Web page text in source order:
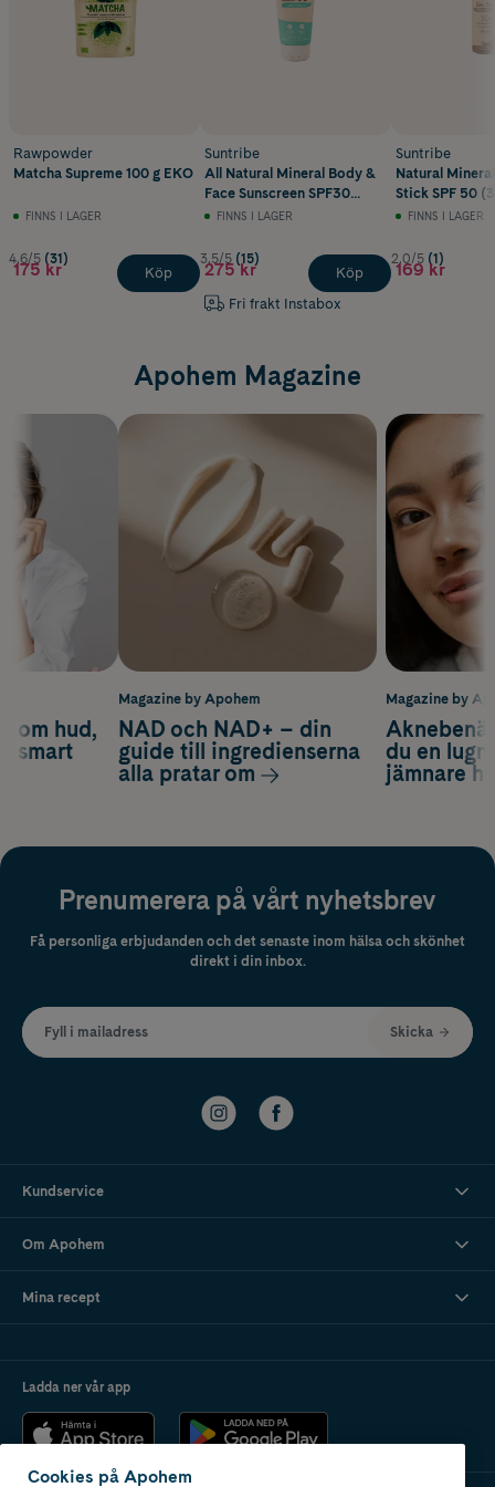
Rawpowder
Matcha Supreme 100 g EKO
FINNS I LAGER
4.6/5 (31)
175 kr Köp
Suntribe
All Natural Mineral Body &
Face Sunscreen SPF30
100ml
FINNS I LAGER
3.5/5 (15)
275 kr
Fri frakt Instabox
Köp
Suntribe
Natural
Stick SPF 50
FINNS I LAGER
2.0/5 (1)
169 kr
Apohem Magazine
Magazine by
du en
jämnare
om hud,
smart
Magazine by Apohem
NAD och NAD+ – din
guide till ingredienserna
alla pratar om
Prenumerera på vårt nyhetsbrev
Få personliga erbjudanden och det senaste inom hälsa och skönhet
direkt i din inbox.
Fyll i mailadress Skicka
Kundservice
Om Apohem
Mina recept
Ladda ner vår app
Cookies på Apohem